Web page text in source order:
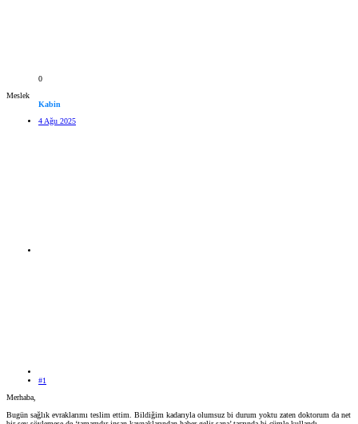
0
Meslek
Kabin
4 Ağu 2025
#1
Merhaba,
Bugün sağlık evraklarımı teslim ettim. Bildiğim kadarıyla olumsuz bi durum yoktu zaten doktorum da net